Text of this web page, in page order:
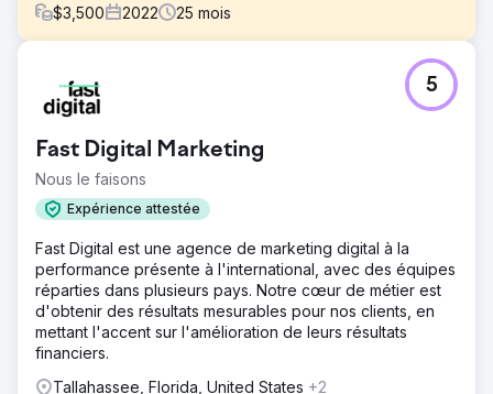
$3,500 2022 25 mois
Legendary Real Estate Service dépendait fortement des
plateformes de recommandation comme Redfin et utilisait
référencement naturel et la conversion. Leur visibilité sur
Google était quasi inexistante, ils n'apparaissaient pas
dans le pack local et ne pouvaient pas diffuser
efficacement de publicités Google payantes en raison de
était irrégulier et largement hors de leur contrôle.
Solution
DMR Media a entièrement refondu son site web sur
WordPress afin d'optimiser le référencement naturel, le
suivi des conversions et l'évolutivité. Nous avons mis en
place une campagne de backlinks, optimisé leur fiche
Fast Digital Marketing
Nous le faisons
Expérience attestée
5
Fast Digital est une agence de marketing digital à la
performance présente à l'international, avec des équipes
réparties dans plusieurs pays. Notre cœur de métier est
d'obtenir des résultats mesurables pour nos clients, en
mettant l'accent sur l'amélioration de leurs résultats
financiers.
Tallahassee, Florida, United States +2